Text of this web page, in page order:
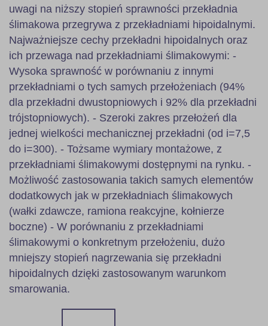
uwagi na niższy stopień sprawności przekładnia
ślimakowa przegrywa z przekładniami hipoidalnymi.
Najważniejsze cechy przekładni hipoidalnych oraz
ich przewaga nad przekładniami ślimakowymi: -
Wysoka sprawność w porównaniu z innymi
przekładniami o tych samych przełożeniach (94%
dla przekładni dwustopniowych i 92% dla przekładni
trójstopniowych). - Szeroki zakres przełożeń dla
jednej wielkości mechanicznej przekładni (od i=7,5
do i=300). - Tożsame wymiary montażowe, z
przekładniami ślimakowymi dostępnymi na rynku. -
Możliwość zastosowania takich samych elementów
dodatkowych jak w przekładniach ślimakowych
(wałki zdawcze, ramiona reakcyjne, kołnierze
boczne) - W porównaniu z przekładniami
ślimakowymi o konkretnym przełożeniu, dużo
mniejszy stopień nagrzewania się przekładni
hipoidalnych dzięki zastosowanym warunkom
smarowania.